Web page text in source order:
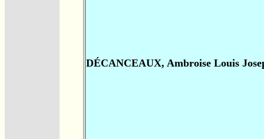
DÉCANCEAUX, Ambroise Louis